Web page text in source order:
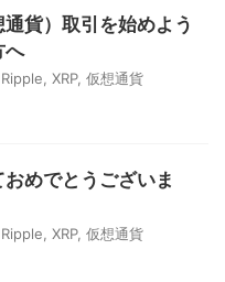
貨）取引を始めよう
へ
Ripple XRP, 仮想通貨
めでとうございま
Ripple XRP, 仮想通貨